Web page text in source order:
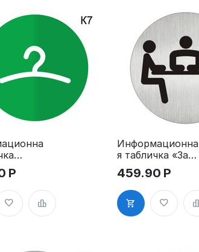
K7
Р
Информационна
я табличка «Зал
заседаний,
переговорная,
совещательная
комната»
пиктограмма K8
459.90 Р